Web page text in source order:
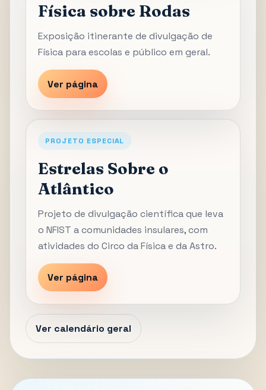
Física sobre Rodas
Exposição itinerante de divulgação de
Física para escolas e público em geral.
Ver página
PROJETO ESPECIAL
Estrelas Sobre o
Atlântico
Projeto de divulgação científica que leva
o NFIST a comunidades insulares, com
atividades do Circo da Física e da Astro.
Ver página
Ver calendário geral